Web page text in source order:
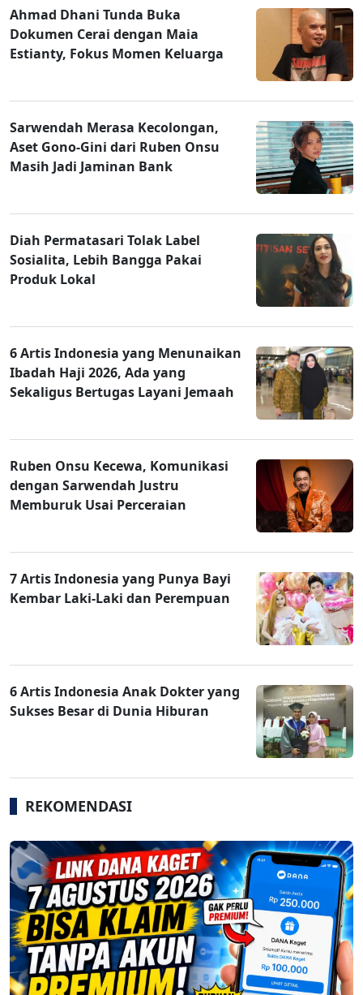
Ahmad Dhani Tunda Buka
Dokumen Cerai dengan Maia
Estianty, Fokus Momen Keluarga
Sarwendah Merasa Kecolongan,
Aset Gono-Gini dari Ruben Onsu
Masih Jadi Jaminan Bank
Diah Permatasari Tolak Label
Sosialita, Lebih Bangga Pakai
Produk Lokal
6 Artis Indonesia yang Menunaikan
Ibadah Haji 2026, Ada yang
Sekaligus Bertugas Layani Jemaah
Ruben Onsu Kecewa, Komunikasi
dengan Sarwendah Justru
Memburuk Usai Perceraian
7 Artis Indonesia yang Punya Bayi
Kembar Laki-Laki dan Perempuan
6 Artis Indonesia Anak Dokter yang
Sukses Besar di Dunia Hiburan
REKOMENDASI